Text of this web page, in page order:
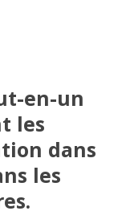
en-un
les
dans
les